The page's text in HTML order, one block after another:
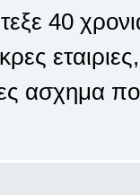
40
ασχημα